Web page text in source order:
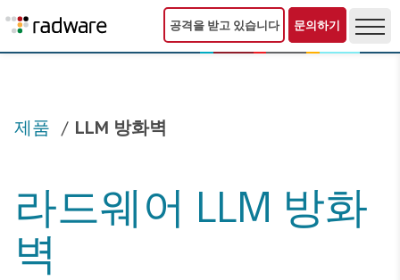
공격을 받고 있습니다 문의하기
제품 LLM 방화벽
라드웨어 LLM 방화
벽